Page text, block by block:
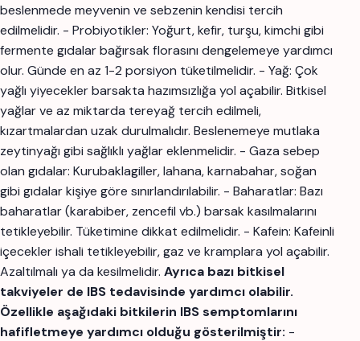
beslenmede meyvenin ve sebzenin kendisi tercih
edilmelidir. - Probiyotikler: Yoğurt, kefir, turşu, kimchi gibi
fermente gıdalar bağırsak florasını dengelemeye yardımcı
olur. Günde en az 1-2 porsiyon tüketilmelidir. - Yağ: Çok
yağlı yiyecekler barsakta hazımsızlığa yol açabilir. Bitkisel
yağlar ve az miktarda tereyağ tercih edilmeli,
kızartmalardan uzak durulmalıdır. Beslenemeye mutlaka
zeytinyağı gibi sağlıklı yağlar eklenmelidir. - Gaza sebep
olan gıdalar: Kurubaklagiller, lahana, karnabahar, soğan
gibi gıdalar kişiye göre sınırlandırılabilir. - Baharatlar: Bazı
baharatlar (karabiber, zencefil vb.) barsak kasılmalarını
tetikleyebilir. Tüketimine dikkat edilmelidir. - Kafein: Kafeinli
içecekler ishali tetikleyebilir, gaz ve kramplara yol açabilir.
Azaltılmalı ya da kesilmelidir. Ayrıca bazı bitkisel
takviyeler de IBS tedavisinde yardımcı olabilir.
Özellikle aşağıdaki bitkilerin IBS semptomlarını
hafifletmeye yardımcı olduğu gösterilmiştir: -